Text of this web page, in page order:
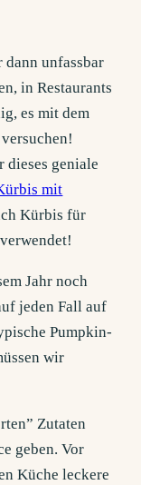
unfassbar
in Restaurants
es mit dem
dieses geniale
mit
Kürbis für
Jahr noch
jeden Fall auf
Pumpkin-
wir
Zutaten
geben. Vor
Küche leckere